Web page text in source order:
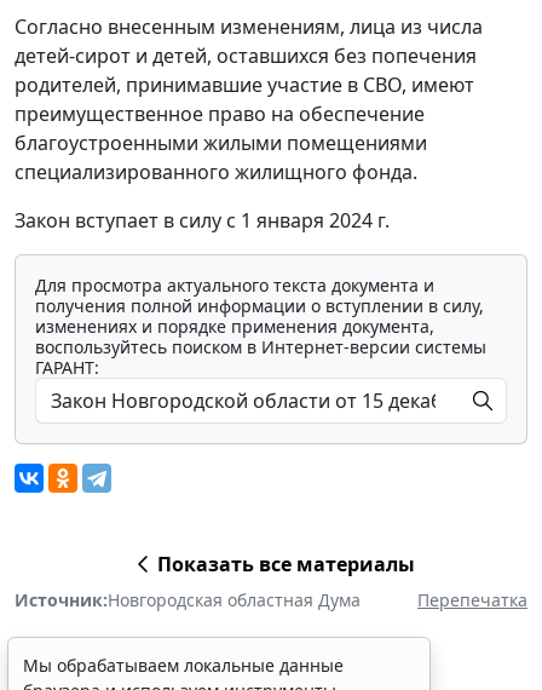
Согласно внесенным изменениям, лица из числа
детей-сирот и детей, оставшихся без попечения
родителей, принимавшие участие в СВО, имеют
преимущественное право на обеспечение
благоустроенными жилыми помещениями
специализированного жилищного фонда.
Закон вступает в силу с 1 января 2024 г.
Для просмотра актуального текста документа и
получения полной информации о вступлении в силу,
изменениях и порядке применения документа,
воспользуйтесь поиском в Интернет-версии системы
ГАРАНТ:
Показать все материалы
Источник:Новгородская областная Дума Перепечатка
Мы обрабатываем локальные данные